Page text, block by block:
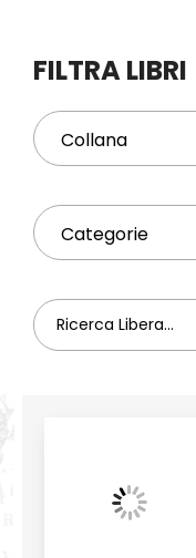
FILTRA LIBRI